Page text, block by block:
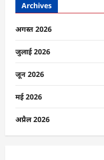
Archives
अगस्त 2026
जुलाई 2026
जून 2026
मई 2026
अप्रैल 2026